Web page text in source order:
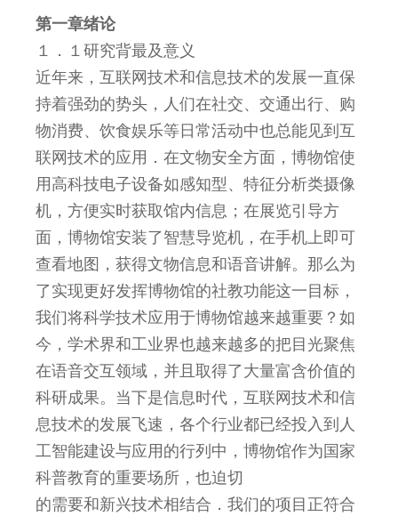
第一章绪论
１．１研究背最及意义
近年来，互联网技术和信息技术的发展一直保
持着强劲的势头，人们在社交、交通出行、购
物消费、饮食娱乐等日常活动中也总能见到互
联网技术的应用．在文物安全方面，博物馆使
用高科技电子设备如感知型、特征分析类摄像
机，方便实时获取馆内信息；在展览引导方
面，博物馆安装了智慧导览机，在手机上即可
查看地图，获得文物信息和语音讲解。那么为
了实现更好发挥博物馆的社教功能这一目标，
我们将科学技术应用于博物馆越来越重要？如
今，学术界和工业界也越来越多的把目光聚焦
在语音交互领域，并且取得了大量富含价值的
科研成果。当下是信息时代，互联网技术和信
息技术的发展飞速，各个行业都已经投入到人
工智能建设与应用的行列中，博物馆作为国家
科普教育的重要场所，也迫切
的需要和新兴技术相结合．我们的项目正符合